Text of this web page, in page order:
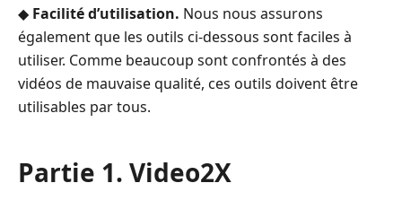
qualité
vidéo
Partie
6.
le
meilleur
◆ Facilité d’utilisation. Nous nous assurons
également que les outils ci‑dessous sont faciles à
utiliser. Comme beaucoup sont confrontés à des
vidéos de mauvaise qualité, ces outils doivent être
utilisables par tous.
Partie 1. Video2X